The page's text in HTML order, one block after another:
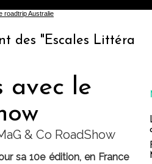
Littéraires", la
avec le
& Co RoadShow
sa 10e édition, en France